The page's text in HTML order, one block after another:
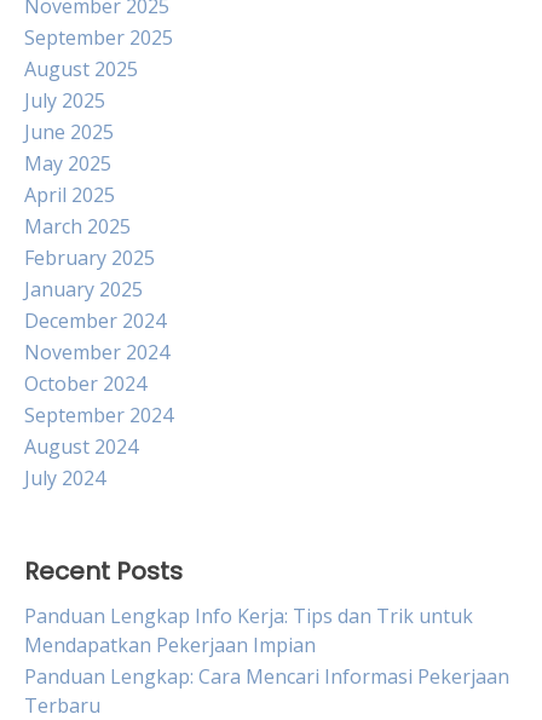
November 2025
September 2025
August 2025
July 2025
June 2025
May 2025
April 2025
March 2025
February 2025
January 2025
December 2024
November 2024
October 2024
September 2024
August 2024
July 2024
Recent Posts
Panduan Lengkap Info Kerja: Tips dan Trik untuk
Mendapatkan Pekerjaan Impian
Panduan Lengkap: Cara Mencari Informasi Pekerjaan
Terbaru